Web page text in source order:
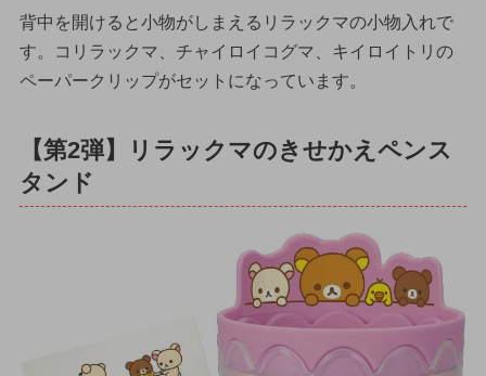
背中を開けると小物がしまえるリラックマの小物入れで
す。コリラックマ、チャイロイコグマ、キイロイトリの
ペーパークリップがセットになっています。
【第2弾】リラックマのきせかえペンス
タンド